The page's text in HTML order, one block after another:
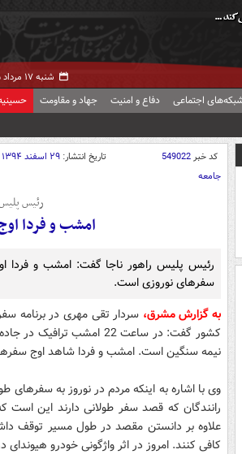
شنبه ۱۷ مرداد ۱۴۰۵ -
اجتماعی دفاع و امنیت جهاد و مقاومت
کد خبر549022 تاریخ انتشار: ۲۹ اسفند ۱۳۹۴ - ۰۰:۳۶
جامعه
رئیس
امشب و فردا
رئیس پلیس راهور ناجا گفت: امشب و فردا
سفرهای نوروزی است.
به گزارش مشرق، سردار تقی مهری در برنامه
کشور گفت: در ساعت 22
نیمه سنگین است. امشب و فردا شاهد اوج
وی با اشاره به اینکه مردم در نوروز به سفرهای
رانندگان که قصد سفر طولانی دارند این است
علاوه بر دانستن مقصد در طول مسیر توقف
کافی کنند. امروز در اثر واژگونی خودرو